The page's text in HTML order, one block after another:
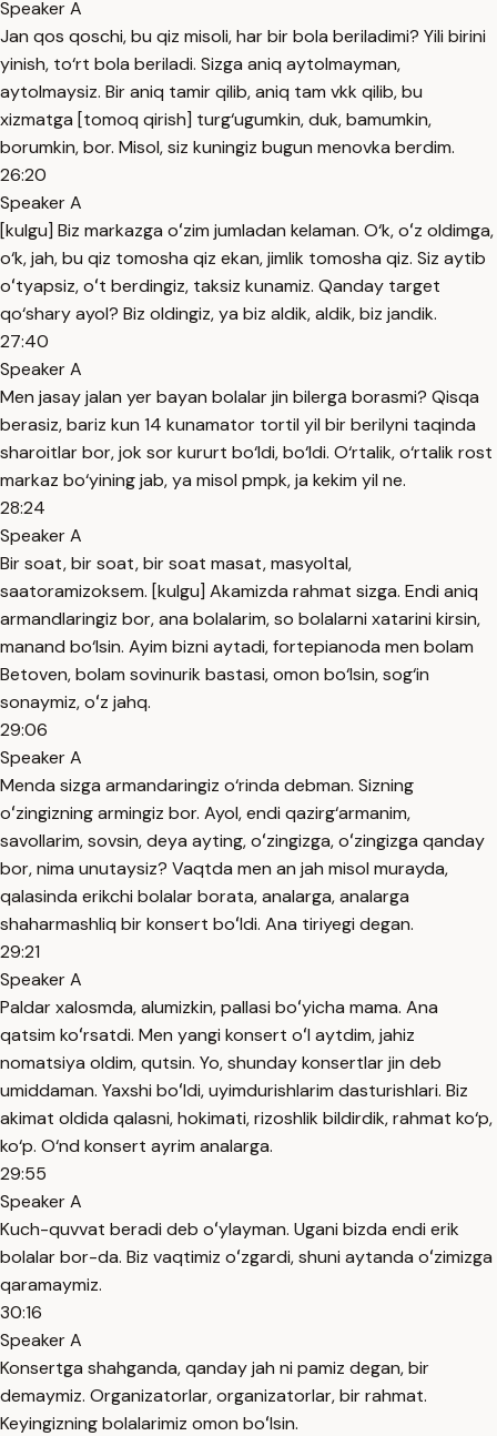
Speaker A
Jan qos qoschi, bu qiz misoli, har bir bola beriladimi? Yili birini
yinish, to‘rt bola beriladi. Sizga aniq aytolmayman,
aytolmaysiz. Bir aniq tamir qilib, aniq tam vkk qilib, bu
xizmatga [tomoq qirish] turg‘ugumkin, duk, bamumkin,
borumkin, bor. Misol, siz kuningiz bugun menovka berdim.
26:20
Speaker A
[kulgu] Biz markazga oʻzim jumladan kelaman. O‘k, oʻz oldimga,
o‘k, jah, bu qiz tomosha qiz ekan, jimlik tomosha qiz. Siz aytib
oʻtyapsiz, oʻt berdingiz, taksiz kunamiz. Qanday target
qo‘shary ayol? Biz oldingiz, ya biz aldik, aldik, biz jandik.
27:40
Speaker A
Men jasay jalan yer bayan bolalar jin bilergа borasmi? Qisqa
berasiz, bariz kun 14 kunamator tortil yil bir berilyni taqinda
sharoitlar bor, jok sor kururt bo‘ldi, bo‘ldi. O‘rtalik, o‘rtalik rost
markaz bo‘yining jab, ya misol pmpk, ja kekim yil ne.
28:24
Speaker A
Bir soat, bir soat, bir soat masat, masyoltal,
saatoramizoksem. [kulgu] Akamizda rahmat sizga. Endi aniq
armandlaringiz bor, ana bolalarim, so bolalarni xatarini kirsin,
manand bo‘lsin. Ayim bizni aytadi, fortepianoda men bolam
Betoven, bolam sovinurik bastasi, omon bo‘lsin, sog‘in
sonaymiz, oʻz jahq.
29:06
Speaker A
Menda sizga armandaringiz o‘rinda debman. Sizning
oʻzingizning armingiz bor. Ayol, endi qazirg‘armanim,
savollarim, sovsin, deya ayting, oʻzingizga, oʻzingizga qanday
bor, nima unutaysiz? Vaqtda men an jah misol murayda,
qalasinda erikchi bolalar borata, analarga, analarga
shaharmashliq bir konsert boʻldi. Ana tiriyegi degan.
29:21
Speaker A
Paldar xalosmda, alumizkin, pallasi boʻyicha mama. Ana
qatsim koʻrsatdi. Men yangi konsert oʻl aytdim, jahiz
nomatsiya oldim, qutsin. Yo, shunday konsertlar jin deb
umiddaman. Yaxshi boʻldi, uyimdurishlarim dasturishlari. Biz
akimat oldida qalasni, hokimati, rizoshlik bildirdik, rahmat ko‘p,
ko‘p. O‘nd konsert ayrim analarga.
29:55
Speaker A
Kuch-quvvat beradi deb oʻylayman. Ugani bizda endi erik
bolalar bor-da. Biz vaqtimiz oʻzgardi, shuni aytanda oʻzimizga
qaramaymiz.
30:16
Speaker A
Konsertga shahganda, qanday jah ni pamiz degan, bir
demaymiz. Organizatorlar, organizatorlar, bir rahmat.
Keyingizning bolalarimiz omon boʻlsin.